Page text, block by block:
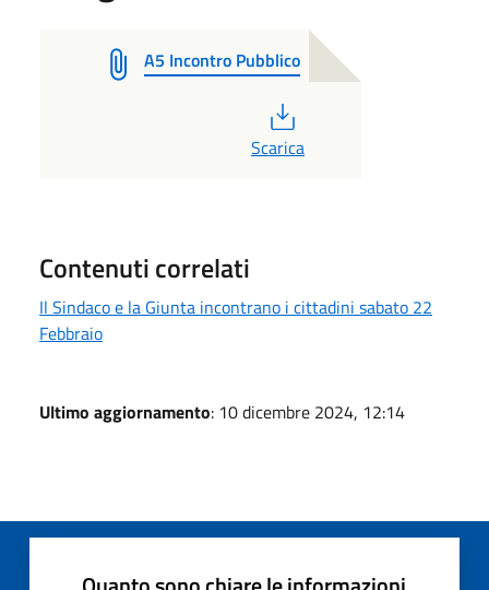
A5 Incontro Pubblico
Scarica
Contenuti correlati
Il Sindaco e la Giunta incontrano i cittadini sabato 22
Febbraio
Ultimo aggiornamento: 10 dicembre 2024, 12:14